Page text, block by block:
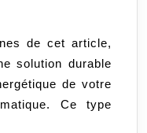
solution durable
de votre
Ce type